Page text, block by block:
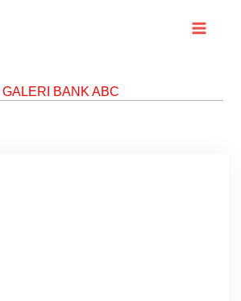
GALERI BANK ABC